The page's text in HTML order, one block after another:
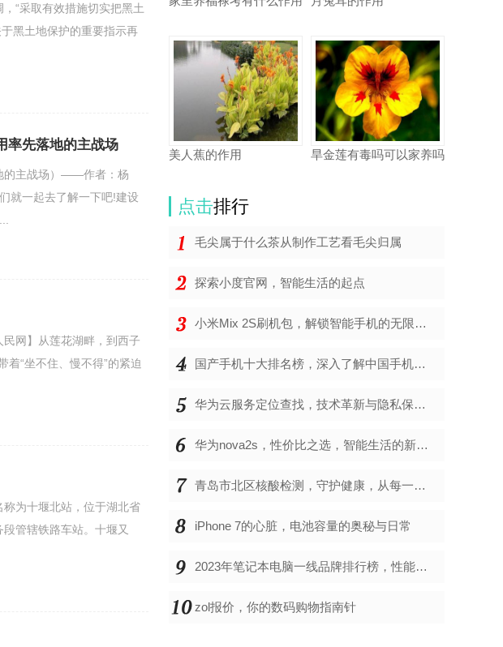
“采取有效措施切实把黑土
黑土地保护的重要指示再
率先落地的主战场
的主战场）——作者：杨
就一起去了解一下吧!建设
网】从莲花湖畔，到西子
“坐不住、慢不得”的紧迫
为十堰北站，位于湖北省
管辖铁路车站。十堰又
美人蕉的作用 旱金莲有毒吗可以家养吗
点击排行
毛尖属于什么茶从制作工艺看毛尖归属
探索小度官网，智能生活的起点
小米Mix 2S刷机包，解锁智能手机的无限可能
国产手机十大排名榜，深入了解中国手机市场的佼佼者
华为云服务定位查找，技术革新与隐私保护的双重奏
华为nova2s，性价比之选，智能生活的新伙伴
青岛市北区核酸检测，守护健康，从每一次检测开始
iPhone 7的心脏，电池容量的奥秘与日常
2023年笔记本电脑一线品牌排行榜，性能、创新与用户满意度的综合考量
zol报价，你的数码购物指南针